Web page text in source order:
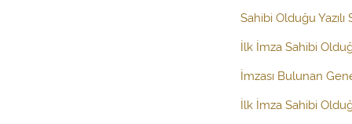
Sahibi Olduğu
İlk İmza Sahibi
İmzası Bulunan
İlk İmza Sahibi